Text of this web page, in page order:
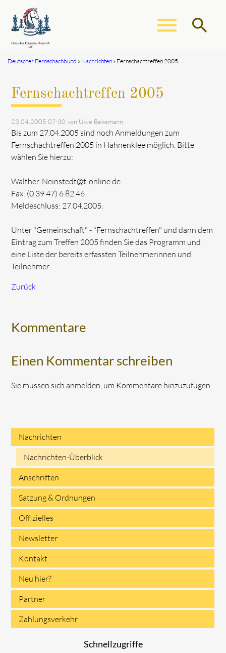
menu search
Deutscher Fernschachbund Nachrichten Fernschachtreffen 2005
Fernschachtreffen 2005
23.04.2005 07:30 von Uwe Bekemann
Bis zum 27.04.2005 sind noch Anmeldungen zum
Fernschachtreffen 2005 in Hahnenklee möglich. Bitte
wählen Sie hierzu:
Walther-Neinstedt@t-online.de
Fax: (0 39 47) 6 82 46
Meldeschluss: 27.04.2005.
Unter "Gemeinschaft" - "Fernschachtreffen" und dann dem
Eintrag zum Treffen 2005 finden Sie das Programm und
eine Liste der bereits erfassten Teilnehmerinnen und
Teilnehmer.
Zurück
Kommentare
Einen Kommentar schreiben
Sie müssen sich anmelden, um Kommentare hinzuzufügen.
Navigation
überspringen
Nachrichten
Nachrichten-Überblick
Anschriften
Satzung & Ordnungen
Offizielles
Newsletter
Kontakt
Neu hier?
Partner
Zahlungsverkehr
Schnellzugriffe